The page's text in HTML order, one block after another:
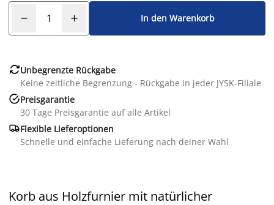
In den Warenkorb
Unbegrenzte Rückgabe
Keine zeitliche Begrenzung - Rückgabe in jeder JYSK-Filiale
Preisgarantie
30 Tage Preisgarantie auf alle Artikel
Flexible Lieferoptionen
Schnelle und einfache Lieferung nach deiner Wahl
Korb aus Holzfurnier mit natürlicher